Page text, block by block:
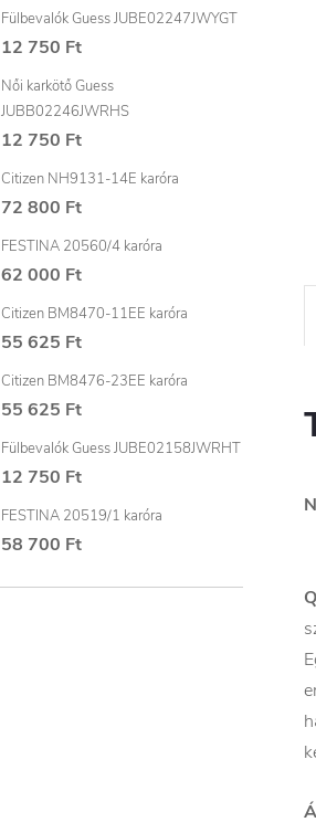
Fülbevalók Guess JUBE02247JWYGT
12 750 Ft
Női karkötő Guess
JUBB02246JWRHS
12 750 Ft
Citizen NH9131-14E karóra
72 800 Ft
FESTINA 20560/4 karóra
62 000 Ft
Citizen BM8470-11EE karóra
55 625 Ft
Citizen BM8476-23EE karóra
55 625 Ft
Fülbevalók Guess JUBE02158JWRHT
12 750 Ft
FESTINA 20519/1 karóra
58 700 Ft